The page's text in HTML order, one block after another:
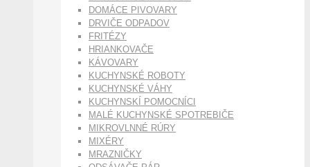
DOMÁCE PIVOVARY
DRVIČE ODPADOV
FRITÉZY
HRIANKOVAČE
KÁVOVARY
KUCHYNSKÉ ROBOTY
KUCHYNSKÉ VÁHY
KUCHYNSKÍ POMOCNÍCI
MALÉ KUCHYNSKÉ SPOTREBIČE
MIKROVLNNÉ RÚRY
MIXÉRY
MRAZNIČKY